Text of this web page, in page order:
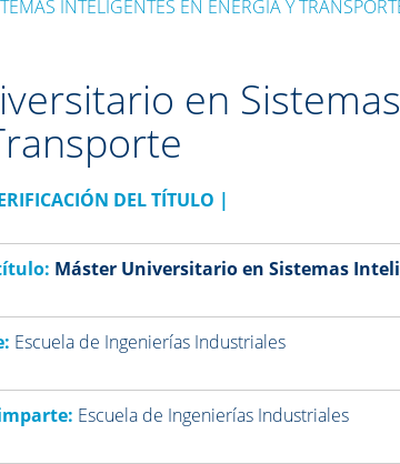
INTELIGENTES EN ENERGÍA Y
en
DEL TÍTULO |
Máster Universitario en Sistemas
Escuela de Ingenierías Industriales
Escuela de Ingenierías Industriales